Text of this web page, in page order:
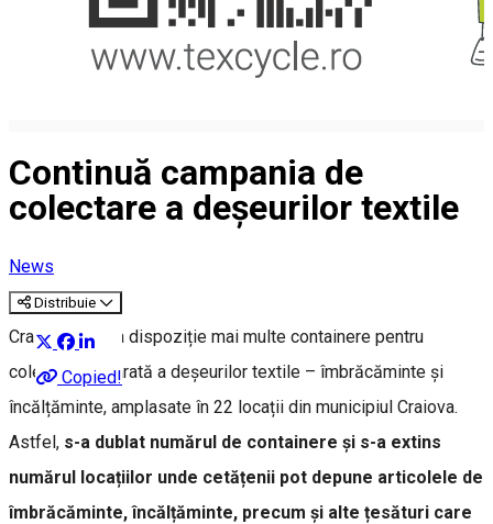
Continuă campania de
colectare a deșeurilor textile
News
Distribuie
Copied!
Craiovenii au la dispoziție mai multe containere pentru
colectare separată a deșeurilor textile – îmbrăcăminte și
încălțăminte, amplasate în 22 locații din municipiul Craiova.
Astfel, s-a dublat numărul de containere și s-a extins
numărul locațiilor unde cetățenii pot depune articolele de
îmbrăcăminte, încălțăminte, precum și alte țesături care